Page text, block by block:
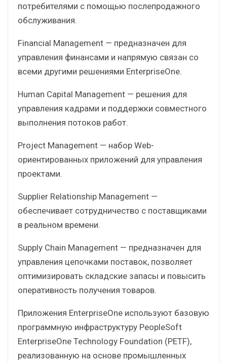
потребителями с помощью послепродажного
обслуживания.
Financial Management — предназначен для
управления финансами и напрямую связан со
всеми другими решениями EnterpriseOne.
Human Capital Management — решения для
управления кадрами и поддержки совместного
выполнения потоков работ.
Project Management — набор Web-
ориентированных приложений для управления
проектами.
Supplier Relationship Management —
обеспечивает сотрудничество с поставщиками
в реальном времени.
Supply Chain Management — предназначен для
управления цепочками поставок, позволяет
оптимизировать складские запасы и повысить
оперативность получения товаров.
Приложения EnterpriseOne используют базовую
программную инфраструктуру PeopleSoft
EnterpriseOne Technology Foundation (PETF),
реализованную на основе промышленных